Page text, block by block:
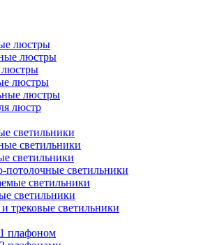
люстры
люстры
люстры
люстры
люстр
светильники
светильники
светильники
потолочные светильники
светильники
светильники
трековые светильники
плафоном